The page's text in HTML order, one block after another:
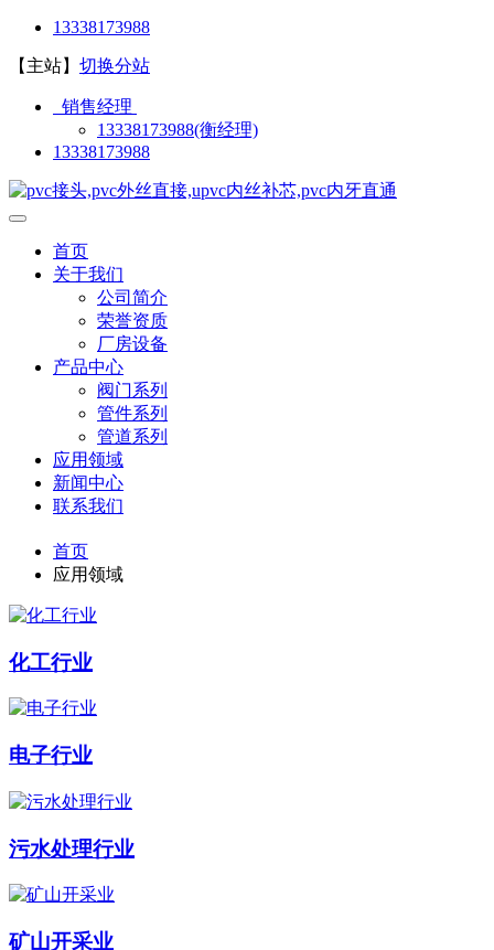
13338173988
【主站】 切换分站
销售经理
13338173988(衡经理)
13338173988
首页
关于我们
公司简介
荣誉资质
厂房设备
产品中心
阀门系列
管件系列
管道系列
应用领域
新闻中心
联系我们
首页
应用领域
化工行业
电子行业
污水处理行业
矿山开采业